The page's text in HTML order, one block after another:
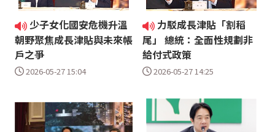
少子女化國安危機升溫
朝野聚焦成長津貼與未來帳
戶之爭
2026-05-27 15:04
力駁成長津貼「割稻
尾」 總統：全面性規劃非
給付式政策
2026-05-27 14:25